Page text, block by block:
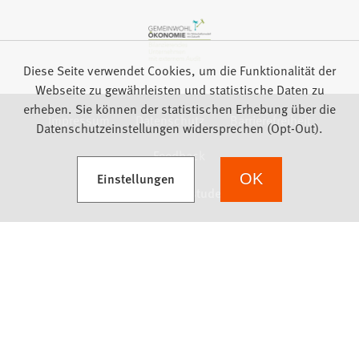
Impressum Datenschutz
Barrierefreiheit
Feedback
Diese Seite verwendet Cookies, um die Funktionalität der
Webseite zu gewährleisten und statistische Daten zu
erheben. Sie können der statistischen Erhebung über die
Datenschutzeinstellungen widersprechen (Opt-Out).
Einstellungen
(Öffnet in einem neuen Tab) OK